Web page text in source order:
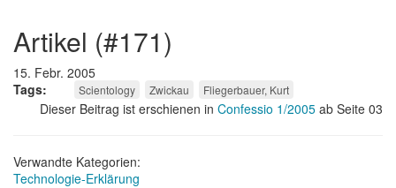
artikel (#171)
15. Febr. 2005
Tags
Scientology Zwickau Fliegerbauer, Kurt
Dieser Beitrag ist erschienen in Confessio 1/2005 ab Seite 03
Verwandte Kategorien:
Technologie-Erklärung